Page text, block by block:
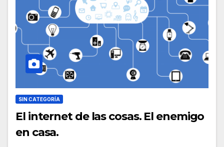
SIN CATEGORÍA
El internet de las cosas. El enemigo
en casa.